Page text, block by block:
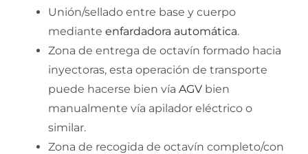
Unión/sellado entre base y cuerpo
mediante enfardadora automática.
Zona de entrega de octavín formado hacia
inyectoras, esta operación de transporte
puede hacerse bien vía AGVbien
manualmente vía apilador eléctrico o
similar.
Zona de recogida de octavín completo/con